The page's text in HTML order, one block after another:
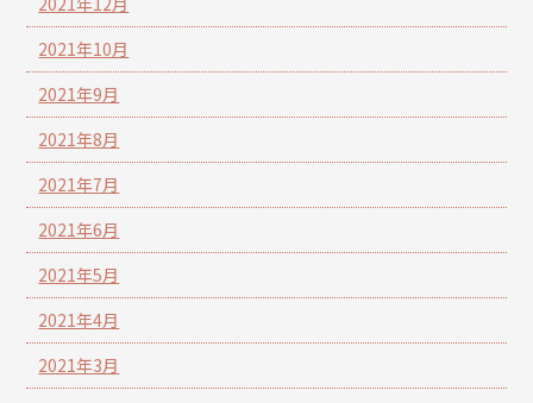
2021年10月
2021年9月
2021年8月
2021年7月
2021年6月
2021年5月
2021年4月
2021年3月